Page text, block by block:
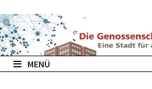
zum
Inhalt
MENÜ